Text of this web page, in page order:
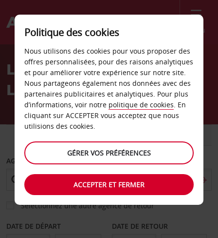
Menu
Welcome
AvisLocation de voiture
Louviers
AGENCE DE DÉPART
Sélectionnez une autre agence de retour
DATE DE DÉPART DATE DE RETOUR
Politique des cookies
Nous utilisons des cookies pour vous proposer des
offres personnalisées, pour des raisons analytiques
et pour améliorer votre expérience sur notre site.
Nous partageons également nos données avec des
partenaires publicitaires et analytiques. Pour plus
d’informations, voir notre politique de cookies. En
cliquant sur ACCEPTER vous acceptez que nous
utilisions des cookies.
GÉRER VOS PRÉFÉRENCES
ACCEPTER ET FERMER